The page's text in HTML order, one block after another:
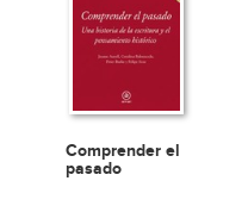
Comprender el
pasado